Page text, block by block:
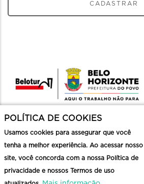
CADASTRAR
POLÍTICA DE COOKIES
Usamos cookies para assegurar que você
tenha a melhor experiência. Ao acessar nosso
site, você concorda com a nossa Política de
privacidade e nossos Termos de uso